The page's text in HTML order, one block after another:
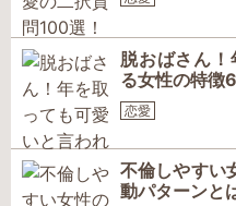
脱おばさん
る女性の特徴
恋愛
不倫しやすい
動パターンと